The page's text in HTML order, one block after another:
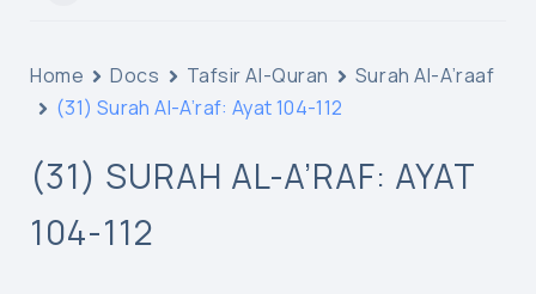
Home Docs Tafsir Al-Quran
Surah Al-A’raaf
(31) Surah Al-A’raf: Ayat 104-112
(31) SURAH AL-A’RAF: AYAT
104-112